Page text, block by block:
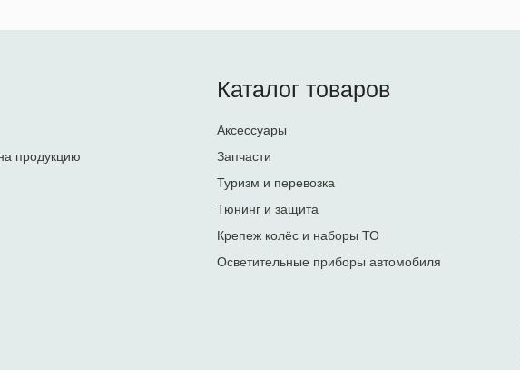
продукцию
Каталог товаров
Аксессуары
Запчасти
Туризм и перевозка
Тюнинг и защита
Крепеж колёс и наборы ТО
Осветительные приборы автомобиля